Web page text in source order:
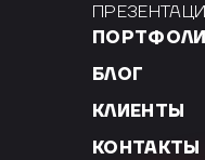
БЛОГ
КЛИЕНТЫ
КОНТАКТЫ